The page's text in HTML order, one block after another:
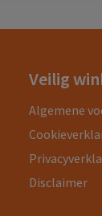
Veilig
Algemene
Disclaimer